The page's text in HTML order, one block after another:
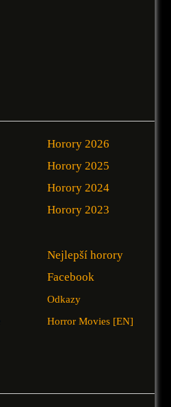
Horory 2026
Horory 2025
Horory 2024
Horory 2023
Nejlepší horory
Facebook
Odkazy
Horror Movies [EN]